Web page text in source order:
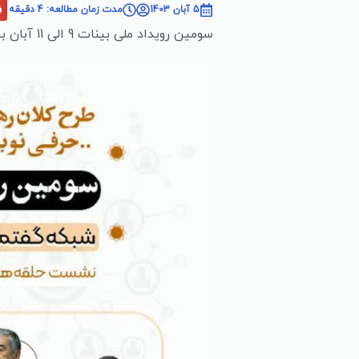
5 آبان 1403 مدت زمان مطالعه: 4 دقیقه
سومین رویداد ملی بینات 9 الی 11 آبان برگزار خواهد شد